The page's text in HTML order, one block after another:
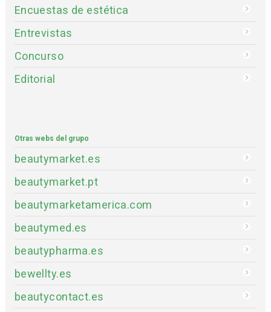
Encuestas de estética
Entrevistas
Concurso
Editorial
Otras webs del grupo
beautymarket.es
beautymarket.pt
beautymarketamerica.com
beautymed.es
beautypharma.es
bewellty.es
beautycontact.es